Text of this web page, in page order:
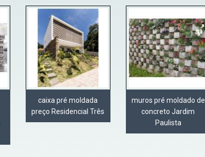
caixa pré moldada
preço Residencial Três
muros pré moldado de
concreto Jardim
Paulista